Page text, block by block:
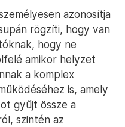
azonosítja
rögzíti, hogy van
hogy ne
amikor helyzet
a komplex
is, amely
gyűjt össze a
szintén az